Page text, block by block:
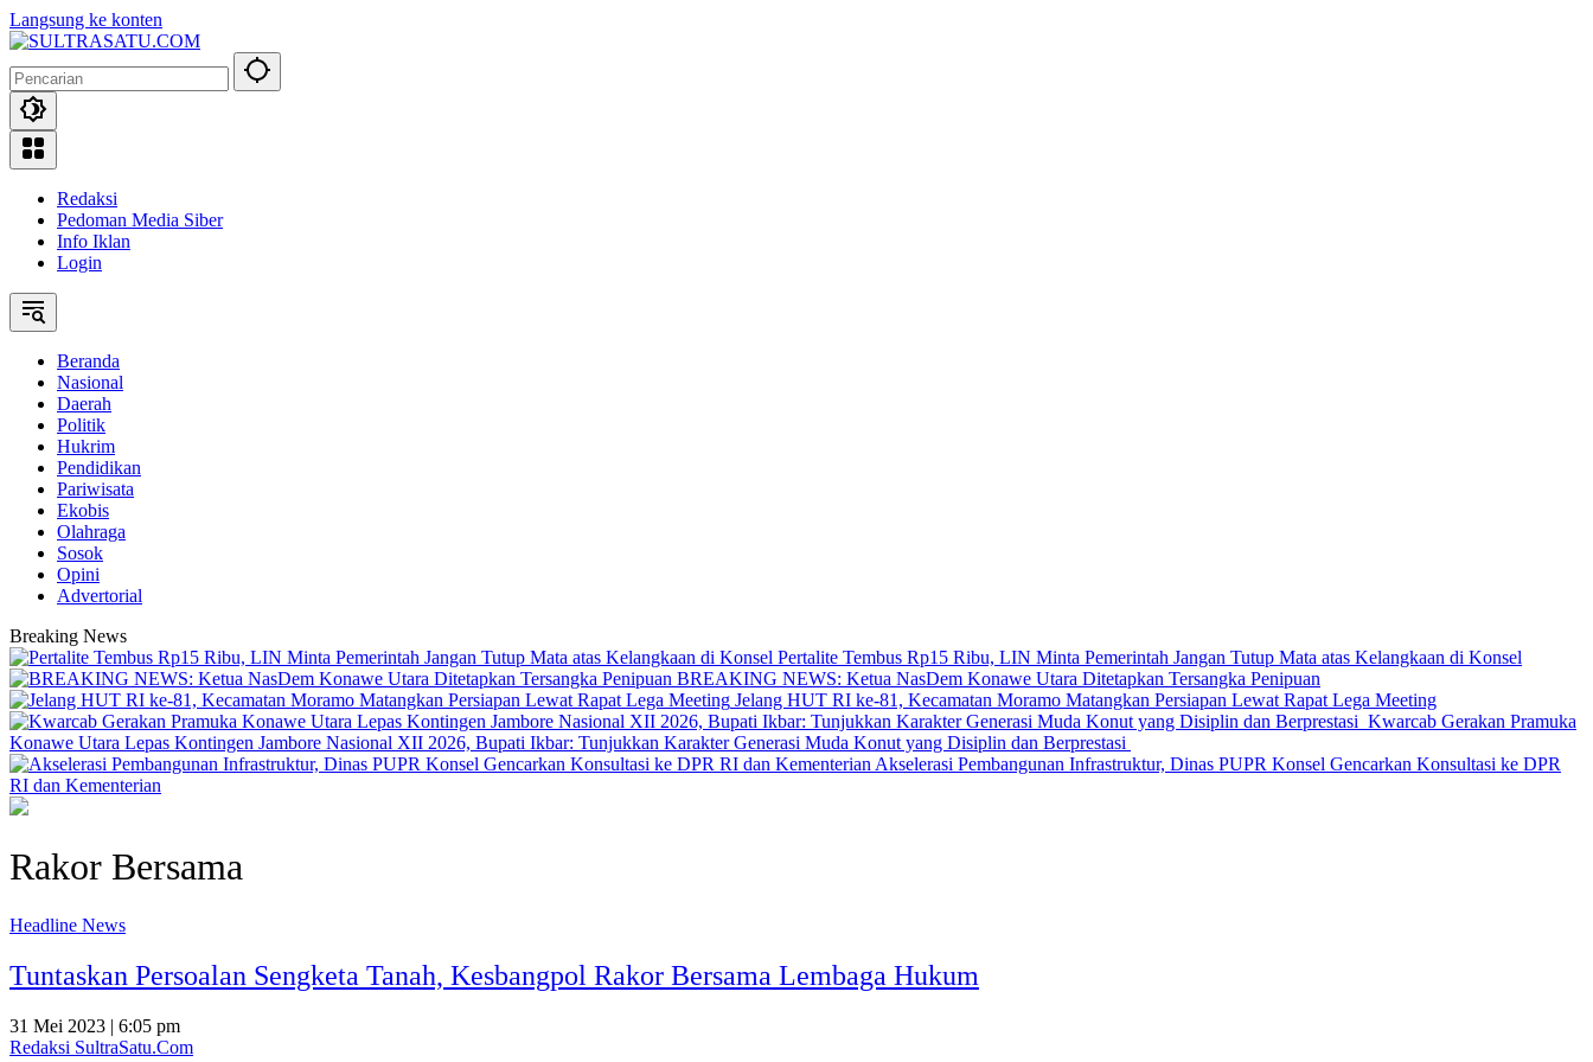
Langsung ke konten
Redaksi
Pedoman Media Siber
Info Iklan
Login
Beranda
Nasional
Daerah
Politik
Hukrim
Pendidikan
Pariwisata
Ekobis
Olahraga
Sosok
Opini
Advertorial
Breaking News
‎Pertalite Tembus Rp15 Ribu, LIN Minta Pemerintah Jangan Tutup Mata atas Kelangkaan di Konsel
BREAKING NEWS: Ketua NasDem Konawe Utara Ditetapkan Tersangka Penipuan
‎Jelang HUT RI ke-81, Kecamatan Moramo Matangkan Persiapan Lewat Rapat Lega Meeting
‎Kwarcab Gerakan Pramuka
Konawe Utara Lepas Kontingen Jambore Nasional XII 2026, Bupati Ikbar: Tunjukkan Karakter Generasi Muda Konut yang Disiplin dan Berprestasi ‎
Akselerasi Pembangunan Infrastruktur, Dinas PUPR Konsel Gencarkan Konsultasi ke DPR
RI dan Kementerian
Rakor Bersama
Headline News
Tuntaskan Persoalan Sengketa Tanah, Kesbangpol Rakor Bersama Lembaga Hukum
31 Mei 2023 | 6:05 pm
Redaksi SultraSatu.Com